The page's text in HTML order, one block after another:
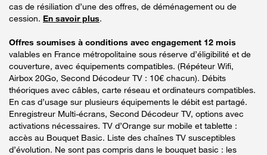
cas de résiliation d’une des offres, de déménagement ou de
cession. En savoir plus.
Offres soumises à conditions avec engagement 12 mois
valables en France métropolitaine sous réserve d’éligibilité et de
couverture, avec équipements compatibles. (Répéteur Wifi,
Airbox 20Go, Second Décodeur TV : 10€ chacun). Débits
théoriques avec câbles, carte réseau et ordinateurs compatibles.
En cas d’usage sur plusieurs équipements le débit est partagé.
Enregistreur Multi-écrans, Second Décodeur TV, options avec
activations nécessaires. TV d’Orange sur mobile et tablette :
accès au Bouquet Basic. Liste des chaînes TV susceptibles
d’évolution. Ne sont pas compris dans le bouquet basic : les